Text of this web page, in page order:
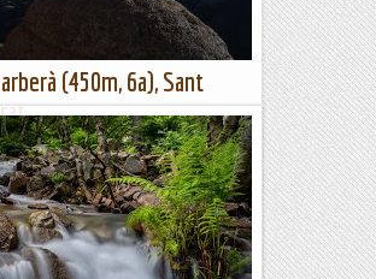
(450m, 6a), Sant
de 2020- Passes d'aire,
-Quan els companys et fan una foto
camí, però el que és capaç de